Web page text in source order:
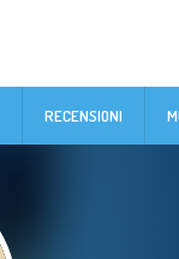
RECENSIONI